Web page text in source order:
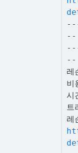
--
--
레
비
트
레